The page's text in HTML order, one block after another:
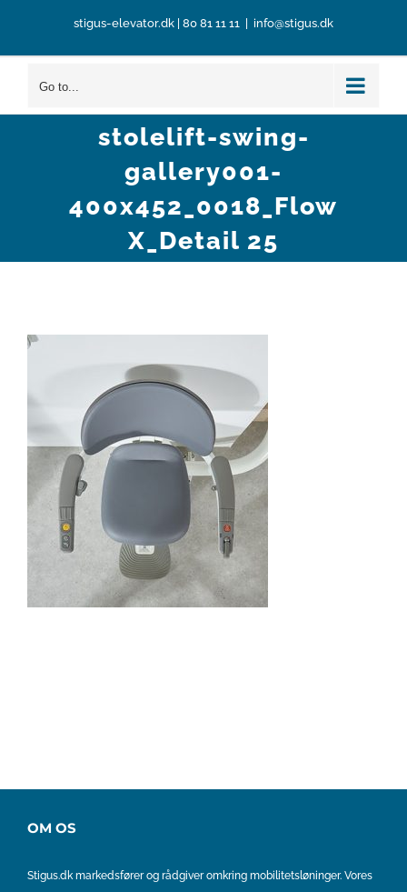
content
stigus-elevator.dk 80 81 11 11 info@stigus.dk
Go to...
stolelift-swing-
gallery001-
400x452_0018_Flow
X_Detail 25
OM OS
Stigus.dk markedsfører og rådgiver omkring mobilitetsløninger. Vores